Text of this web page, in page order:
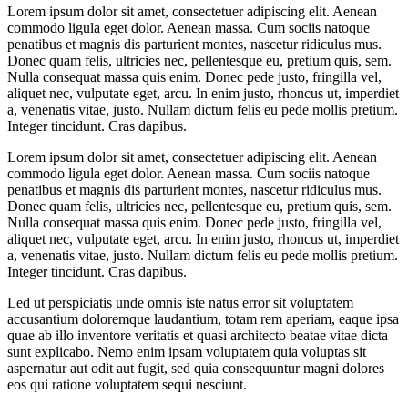
Lorem ipsum dolor sit amet, consectetuer adipiscing elit. Aenean
commodo ligula eget dolor. Aenean massa. Cum sociis natoque
penatibus et magnis dis parturient montes, nascetur ridiculus mus.
Donec quam felis, ultricies nec, pellentesque eu, pretium quis, sem.
Nulla consequat massa quis enim. Donec pede justo, fringilla vel,
aliquet nec, vulputate eget, arcu. In enim justo, rhoncus ut, imperdiet
a, venenatis vitae, justo. Nullam dictum felis eu pede mollis pretium.
Integer tincidunt. Cras dapibus.
Lorem ipsum dolor sit amet, consectetuer adipiscing elit. Aenean
commodo ligula eget dolor. Aenean massa. Cum sociis natoque
penatibus et magnis dis parturient montes, nascetur ridiculus mus.
Donec quam felis, ultricies nec, pellentesque eu, pretium quis, sem.
Nulla consequat massa quis enim. Donec pede justo, fringilla vel,
aliquet nec, vulputate eget, arcu. In enim justo, rhoncus ut, imperdiet
a, venenatis vitae, justo. Nullam dictum felis eu pede mollis pretium.
Integer tincidunt. Cras dapibus.
Led ut perspiciatis unde omnis iste natus error sit voluptatem
accusantium doloremque laudantium, totam rem aperiam, eaque ipsa
quae ab illo inventore veritatis et quasi architecto beatae vitae dicta
sunt explicabo. Nemo enim ipsam voluptatem quia voluptas sit
aspernatur aut odit aut fugit, sed quia consequuntur magni dolores
eos qui ratione voluptatem sequi nesciunt.